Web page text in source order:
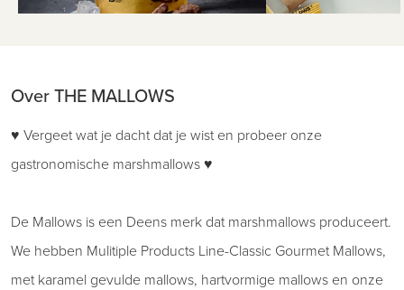
Over THE MALLOWS
♥ Vergeet wat je dacht dat je wist en probeer onze
gastronomische marshmallows ♥
De Mallows is een Deens merk dat marshmallows produceert.
We hebben Mulitiple Products Line-Classic Gourmet Mallows,
met karamel gevulde mallows, hartvormige mallows en onze